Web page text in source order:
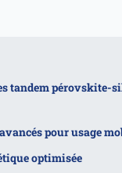
tandem pérovskite-
pour usage
optimisée